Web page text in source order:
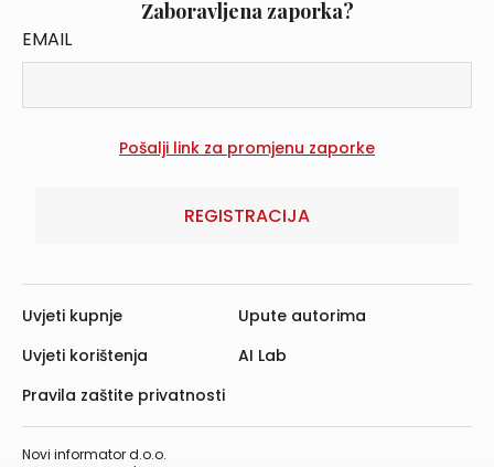
Zaboravljena zaporka?
EMAIL
REGISTRACIJA
Novi informator d.o.o.
Uvjeti kupnje
Uvjeti korištenja
Pravila zaštite privatnosti
Upute autorima
AI Lab